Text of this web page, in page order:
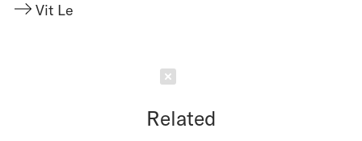
Vit Le
Related